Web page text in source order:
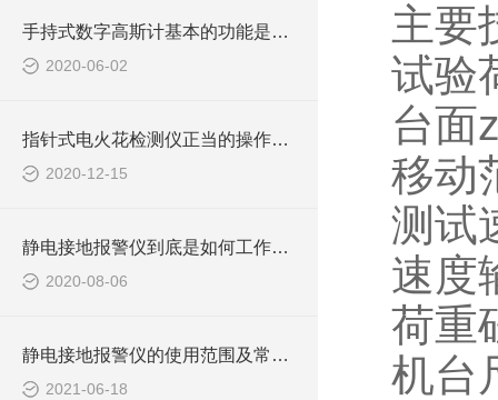
手持式数字高斯计基本的功能是啥？
2020-06-02
指针式电火花检测仪正当的操作规范请知悉
2020-12-15
静电接地报警仪到底是如何工作的呢？
2020-08-06
静电接地报警仪的使用范围及常用场所
2021-06-18
主要
试验
台面
移动
测试
速度
荷重
机台